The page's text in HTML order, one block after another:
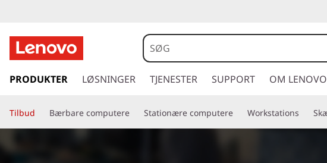
R
H
e
a
d
p
n
g
PRODUKTER LØSNINGER TJENESTER SUPPORT OM LENOVO
Tilbud Bærbare computere Stationære computere Workstations